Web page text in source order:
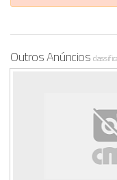
Outros Anúncios